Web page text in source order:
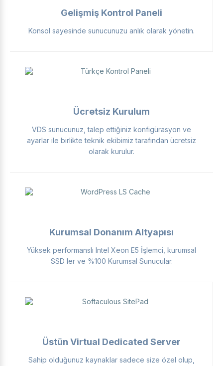
Gelişmiş Kontrol Paneli
Konsol sayesinde sunucunuzu anlık olarak yönetin.
Ücretsiz Kurulum
VDS sunucunuz, talep ettiğiniz konfigürasyon ve
ayarlar ile birlikte teknik ekibimiz tarafından ücretsiz
olarak kurulur.
Kurumsal Donanım Altyapısı
Yüksek performanslı Intel Xeon E5 İşlemci, kurumsal
SSD ler ve %100 Kurumsal Sunucular.
Üstün Virtual Dedicated Server
Sahip olduğunuz kaynaklar sadece size özel olup,